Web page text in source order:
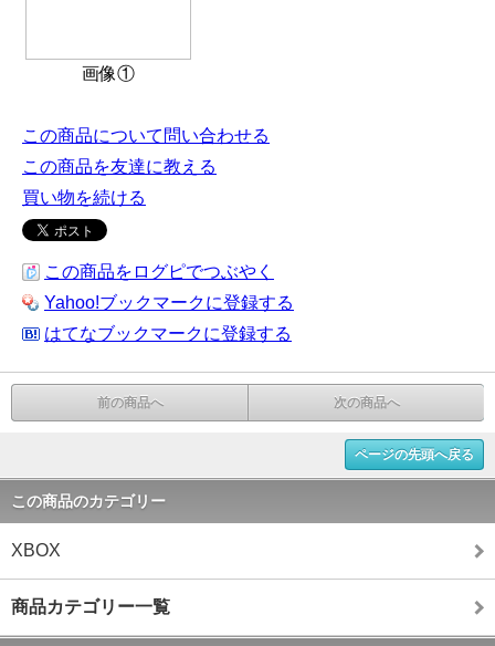
画像①
この商品について問い合わせる
この商品を友達に教える
買い物を続ける
この商品をログピでつぶやく
Yahoo!ブックマークに登録する
はてなブックマークに登録する
前の商品へ 次の商品へ
ページの先頭へ戻る
この商品のカテゴリー
XBOX
商品カテゴリー一覧